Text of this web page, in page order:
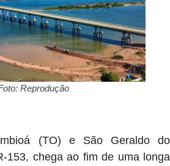
Reprodução
(TO) e São Geraldo do
153, chega ao fim de uma longa